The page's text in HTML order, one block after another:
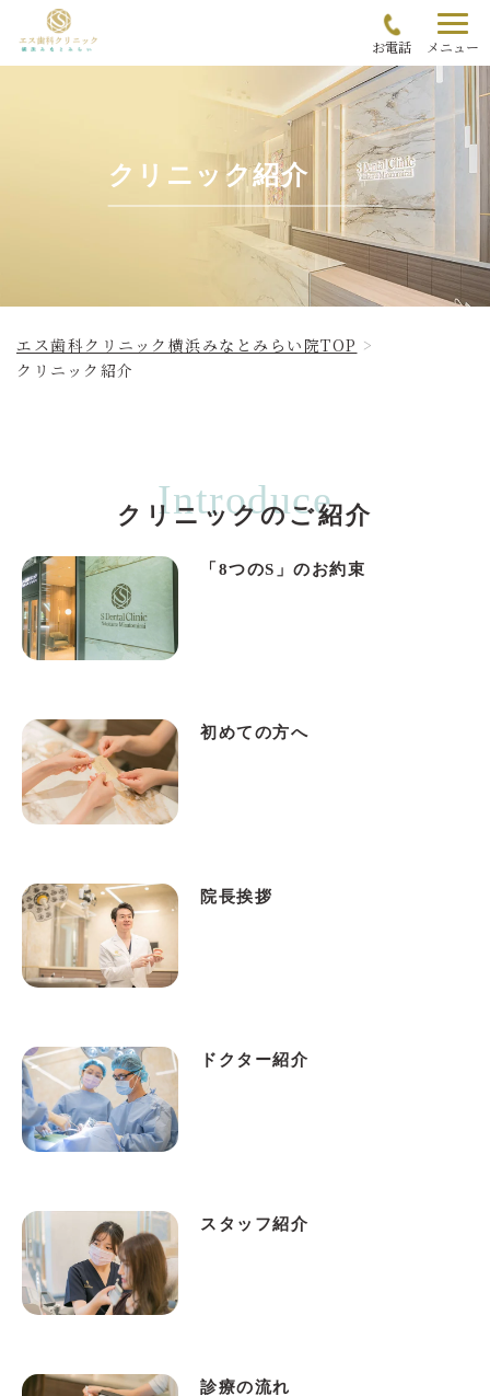
お電話 メニュー
クリニック紹介
エス歯科クリニック横浜みなとみらい院TOP
クリニック紹介
クリニックのご紹介
Introduce
「8つのS」のお約束
初めての方へ
院長挨拶
ドクター紹介
スタッフ紹介
診療の流れ